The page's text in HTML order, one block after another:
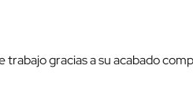
gracias a su acabado